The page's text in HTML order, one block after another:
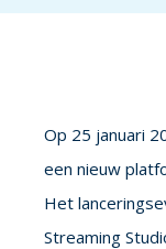
Op 25 januari
een nieuw
Het
Streaming